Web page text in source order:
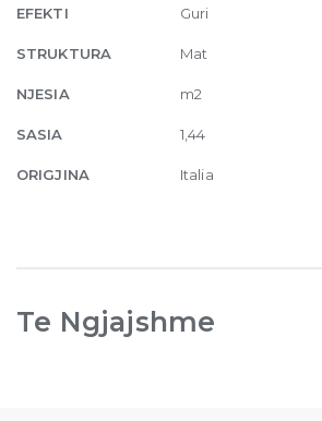
EFEKTI Guri
STRUKTURA Mat
NJESIA m2
SASIA 1,44
ORIGJINA Italia
Te Ngjajshme